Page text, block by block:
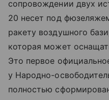
сопровождении двух
20 несет под
ракету воздушного
которая может
Это первое
у Народно-
полностью